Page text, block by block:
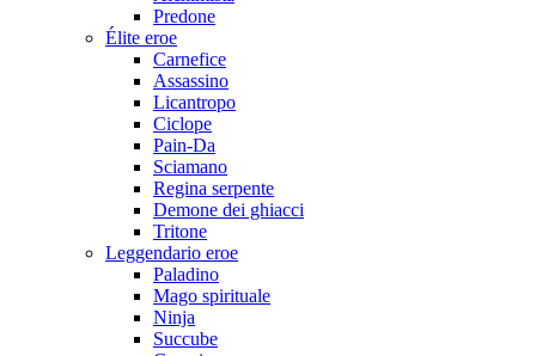
Predone
Élite eroe
Carnefice
Assassino
Licantropo
Ciclope
Pain-Da
Sciamano
Regina serpente
Demone dei ghiacci
Tritone
Leggendario eroe
Paladino
Mago spirituale
Ninja
Succube